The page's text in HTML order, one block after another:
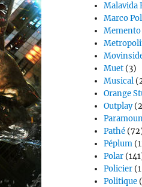
Malavida
Marco
Muet (3)
Musical
Orange
Outplay
Pathé
Péplum
Polar
Policier
Politique